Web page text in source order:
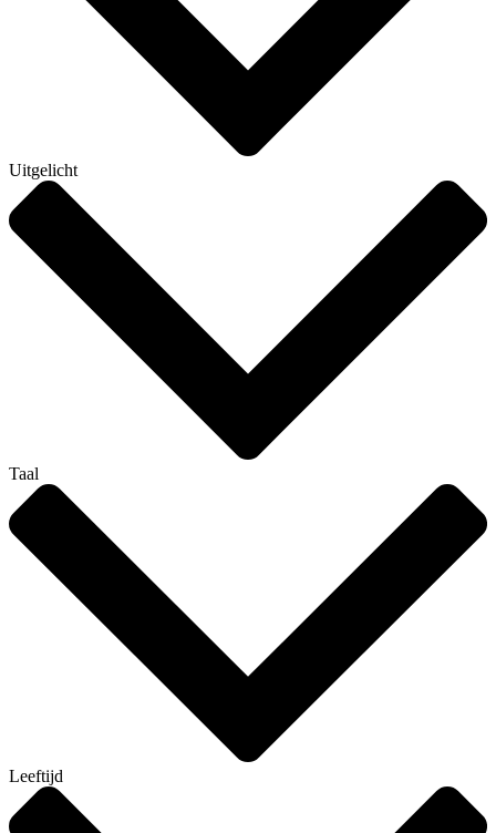
Uitgelicht
Taal
Leeftijd